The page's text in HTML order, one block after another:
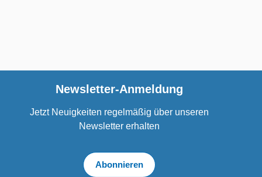
Newsletter-Anmeldung
Jetzt Neuigkeiten regelmäßig über unseren
Newsletter erhalten
Abonnieren